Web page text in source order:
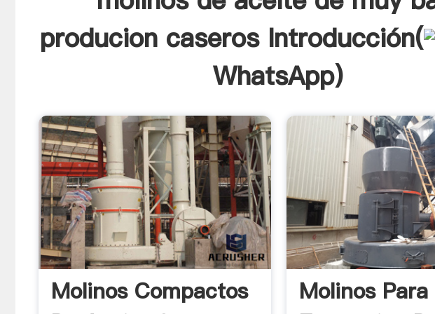
producion caseros Introducción(
WhatsApp)
Molinos Compactos
Molinos Para